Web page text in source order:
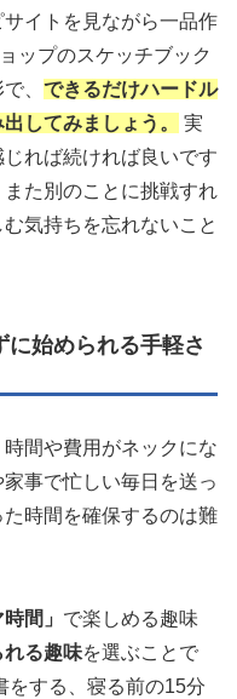
イトを見ながら一品作
ップのスケッチブック
、 できるだけハードル
してみましょう。
実
れば続ければ良いです
た別のことに挑戦すれ
気持ちを忘れないこと
に始められる手軽さ
間や費用がネックにな
事で忙しい毎日を送っ
時間を確保するのは難
間」 で楽しめる趣味
れる趣味を選ぶことで
をする、寝る前の15分